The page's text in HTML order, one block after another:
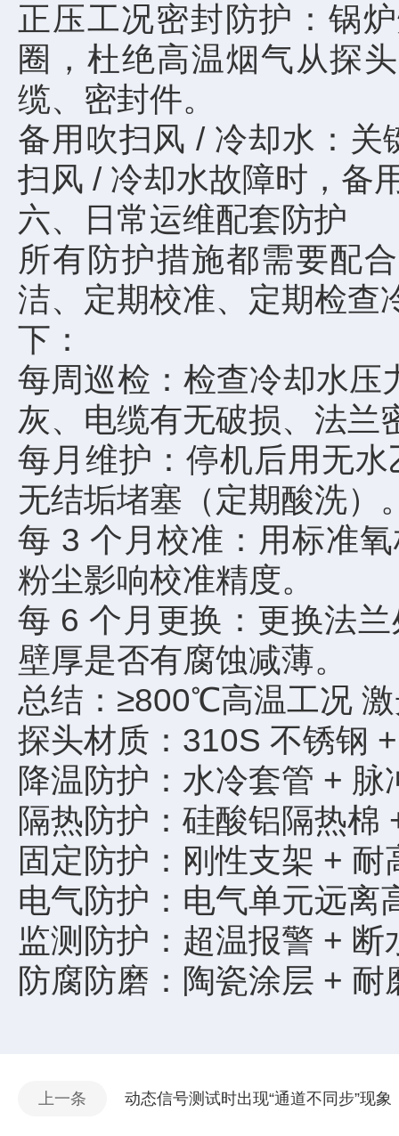
正压工况密封防护：锅
圈，杜绝高温烟气从探
缆、密封件。
备用吹扫风 / 冷却水：
扫风 / 冷却水故障时，备
六、日常运维配套防护
所有防护措施都需要配
洁、定期校准、定期检查
下：
每周巡检：检查冷却水压
灰、电缆有无破损、法兰
每月维护：停机后用无
无结垢堵塞（定期酸洗）
每 3 个月校准：用标准
粉尘影响校准精度。
每 6 个月更换：更换法
壁厚是否有腐蚀减薄。
总结：≥800℃高温工况
探头材质：310S 不锈钢
降温防护：水冷套管 +
隔热防护：硅酸铝隔热棉
固定防护：刚性支架 +
电气防护：电气单元远离
监测防护：超温报警 + 断
防腐防磨：陶瓷涂层 +
上一条 动态信号测试时出现“通道不同步”现